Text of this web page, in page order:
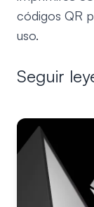
códigos QR
uso.
Seguir